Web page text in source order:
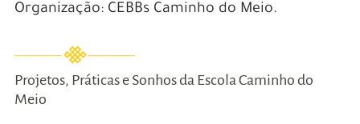
Organização: CEBBs Caminho do Meio.
Projetos, Práticas e Sonhos da Escola Caminho do
Meio